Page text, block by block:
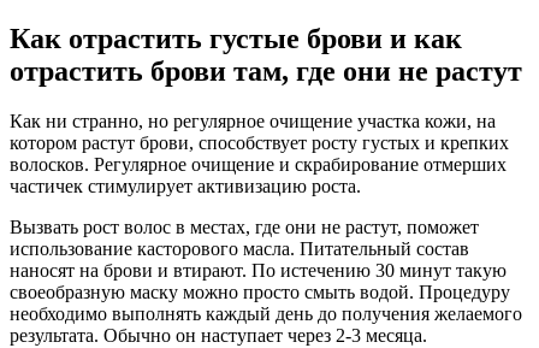
Как отрастить густые брови и как
отрастить брови там, где они не растут
Как ни странно, но регулярное очищение участка кожи, на
котором растут брови, способствует росту густых и крепких
волосков. Регулярное очищение и скрабирование отмерших
частичек стимулирует активизацию роста.
Вызвать рост волос в местах, где они не растут, поможет
использование касторового масла. Питательный состав
наносят на брови и втирают. По истечению 30 минут такую
своеобразную маску можно просто смыть водой. Процедуру
необходимо выполнять каждый день до получения желаемого
результата. Обычно он наступает через 2-3 месяца.